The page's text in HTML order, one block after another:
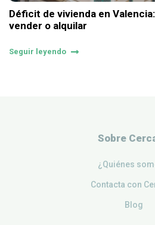
Déficit de vivienda en
vender o alquilar
Seguir leyendo
Sobre
¿Quiénes
Contacta con
Blog